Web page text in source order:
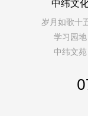
中纬文
岁月如歌十
学习园地
中纬文苑